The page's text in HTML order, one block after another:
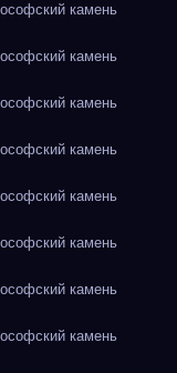
камень
камень
камень
камень
камень
камень
камень
камень